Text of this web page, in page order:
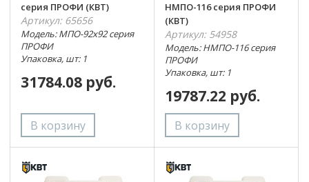
серия ПРОФИ (КВТ)
Артикул: 65656
Модель: МПО-92х92 серия
ПРОФИ
Упаковка, шт: 1
31784.08 руб.
НМПО-116 серия ПРОФИ
(КВТ)
Артикул: 54958
Модель: НМПО-116 серия
ПРОФИ
Упаковка, шт: 1
19787.22 руб.